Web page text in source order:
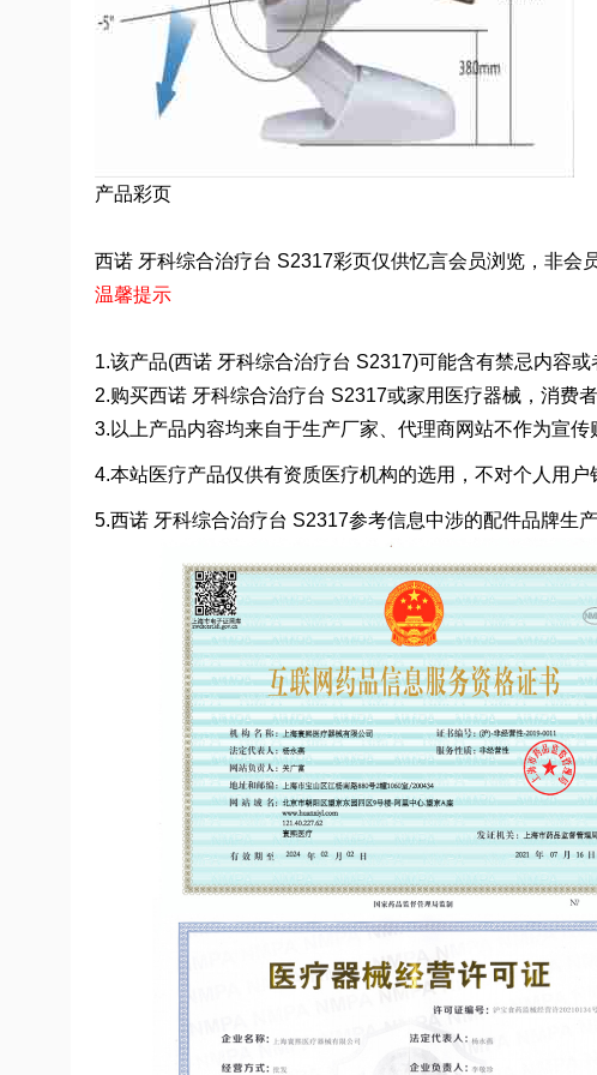
产品彩页
西诺 牙科综合治疗台 S2317彩页仅供忆言会员浏览，非会
温馨提示
1.该产品(西诺 牙科综合治疗台 S2317)可能含有禁忌内容或
2.购买西诺 牙科综合治疗台 S2317或家用医疗器械，消费
3.以上产品内容均来自于生产厂家、代理商网站不作为宣
4.本站医疗产品仅供有资质医疗机构的选用，不对个人用户
5.西诺 牙科综合治疗台 S2317参考信息中涉的配件品牌生